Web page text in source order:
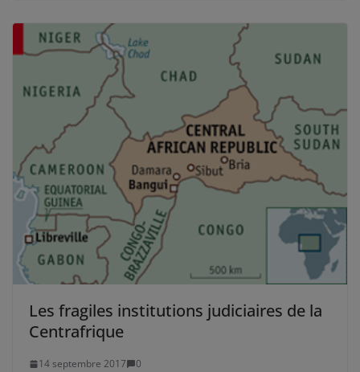
Les fragiles institutions judiciaires de la
Centrafrique
14 septembre 2017 0